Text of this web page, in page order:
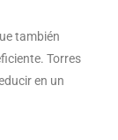
también
Torres
en un